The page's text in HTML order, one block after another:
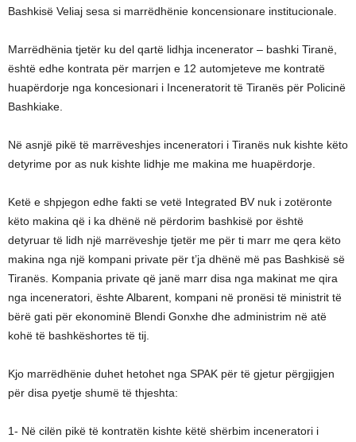
Bashkisë Veliaj sesa si marrëdhënie koncensionare institucionale.
Marrëdhënia tjetër ku del qartë lidhja incenerator – bashki Tiranë,
është edhe kontrata për marrjen e 12 automjeteve me kontratë
huapërdorje nga koncesionari i Inceneratorit të Tiranës për Policinë
Bashkiake.
Në asnjë pikë të marrëveshjes inceneratori i Tiranës nuk kishte këto
detyrime por as nuk kishte lidhje me makina me huapërdorje.
Ketë e shpjegon edhe fakti se vetë Integrated BV nuk i zotëronte
këto makina që i ka dhënë në përdorim bashkisë por është
detyruar të lidh një marrëveshje tjetër me për ti marr me qera këto
makina nga një kompani private për t’ja dhënë më pas Bashkisë së
Tiranës. Kompania private që janë marr disa nga makinat me qira
nga inceneratori, ështe Albarent, kompani në pronësi të ministrit të
bërë gati për ekonominë Blendi Gonxhe dhe administrim në atë
kohë të bashkëshortes të tij.
Kjo marrëdhënie duhet hetohet nga SPAK për të gjetur përgjigjen
për disa pyetje shumë të thjeshta:
1- Në cilën pikë të kontratën kishte këtë shërbim inceneratori i